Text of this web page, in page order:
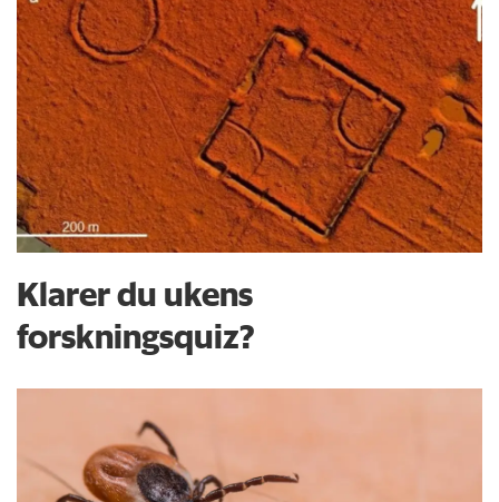
Klarer du ukens
forskningsquiz?